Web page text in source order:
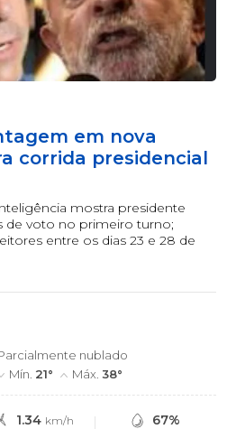
em nova
corrida presidencial
mostra presidente
de voto no primeiro turno;
entre os dias 23 e 28 de
nublado
Mín. 21° Máx.38°
1.34 km/h 67%